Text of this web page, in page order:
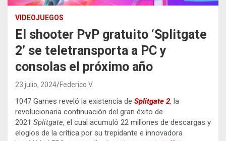
VIDEOJUEGOS
El shooter PvP gratuito ‘Splitgate
2’ se teletransporta a PC y
consolas el próximo año
23 julio, 2024 Federico V.
1047 Games reveló la existencia de Splitgate 2, la
revolucionaria continuación del gran éxito de
2021 Splitgate, el cual acumuló 22 millones de descargas y
elogios de la crítica por su trepidante e innovadora